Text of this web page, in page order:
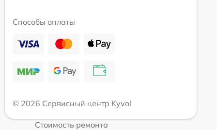
Способы оплаты
© 2026 Сервисный центр Kyvol
Стоимость ремонта